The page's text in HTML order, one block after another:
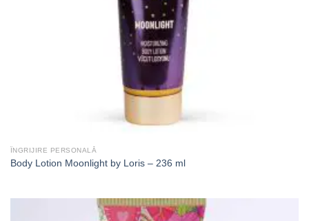
ÎNGRIJIRE PERSONALĂ
Body Lotion Moonlight by Loris – 236 ml